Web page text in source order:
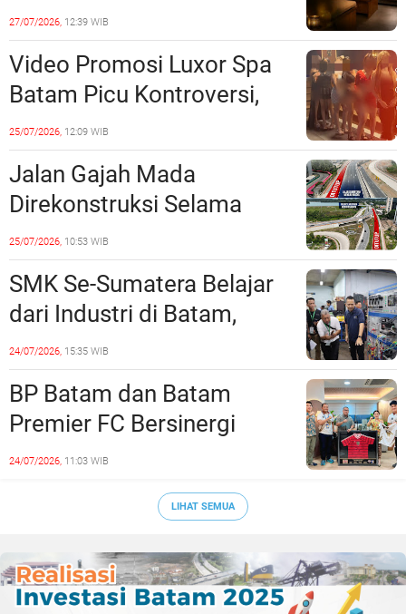
Minta Maaf, Konten
Langsung Di-Takedown
27/07/2026, 12:39 WIB
Video Promosi Luxor Spa
Batam Picu Kontroversi,
Dinilai Bermuatan Sensual
25/07/2026, 12:09 WIB
Jalan Gajah Mada
Direkonstruksi Selama
Empat Minggu, Ini Skema
Rekayasa Lalu Lintasnya
25/07/2026, 10:53 WIB
SMK Se-Sumatera Belajar
dari Industri di Batam,
Siapkan Lulusan Siap Kerja
Era Digital
24/07/2026, 15:35 WIB
BP Batam dan Batam
Premier FC Bersinergi
Cetak Generasi Emas
24/07/2026, 11:03 WIB
LIHAT SEMUA